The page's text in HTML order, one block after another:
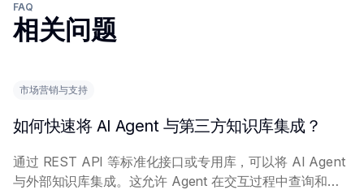
FAQ
相关问题
市场营销与支持
如何快速将 AI Agent 与第三方知识库集成？
通过 REST API 等标准化接口或专用库，可以将 AI Agent
与外部知识库集成。这允许 Agent 在交互过程中查询和检